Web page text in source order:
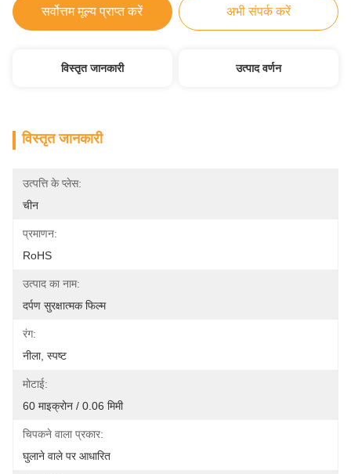
सर्वोत्तम मूल्य प्राप्त करें अभी संपर्क करें
विस्तृत जानकारी उत्पाद वर्णन
विस्तृत जानकारी
उत्पत्ति के प्लेस:
चीन
प्रमाणन:
RoHS
उत्पाद का नाम:
दर्पण सुरक्षात्मक फिल्म
रंग:
नीला, स्पष्ट
मोटाई:
60 माइक्रोन / 0.06 मिमी
चिपकने वाला प्रकार:
घुलाने वाले पर आधारित